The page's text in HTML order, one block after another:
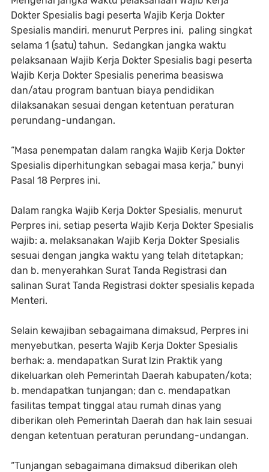
Dokter Spesialis bagi peserta Wajib Kerja Dokter
Spesialis mandiri, menurut Perpres ini, paling singkat
selama 1 (satu) tahun. Sedangkan jangka waktu
pelaksanaan Wajib Kerja Dokter Spesialis bagi peserta
Wajib Kerja Dokter Spesialis penerima beasiswa
dan/atau program bantuan biaya pendidikan
dilaksanakan sesuai dengan ketentuan peraturan
perundang-undangan.
“Masa penempatan dalam rangka Wajib Kerja Dokter
Spesialis diperhitungkan sebagai masa kerja,” bunyi
Pasal 18 Perpres ini.
Dalam rangka Wajib Kerja Dokter Spesialis, menurut
Perpres ini, setiap peserta Wajib Kerja Dokter Spesialis
wajib: a. melaksanakan Wajib Kerja Dokter Spesialis
sesuai dengan jangka waktu yang telah ditetapkan;
dan b. menyerahkan Surat Tanda Registrasi dan
salinan Surat Tanda Registrasi dokter spesialis kepada
Menteri.
Selain kewajiban sebagaimana dimaksud, Perpres ini
menyebutkan, peserta Wajib Kerja Dokter Spesialis
berhak: a. mendapatkan Surat lzin Praktik yang
dikeluarkan oleh Pemerintah Daerah kabupaten/kota;
b. mendapatkan tunjangan; dan c. mendapatkan
fasilitas tempat tinggal atau rumah dinas yang
diberikan oleh Pemerintah Daerah dan hak lain sesuai
dengan ketentuan peraturan perundang-undangan.
“Tunjangan sebagaimana dimaksud diberikan oleh